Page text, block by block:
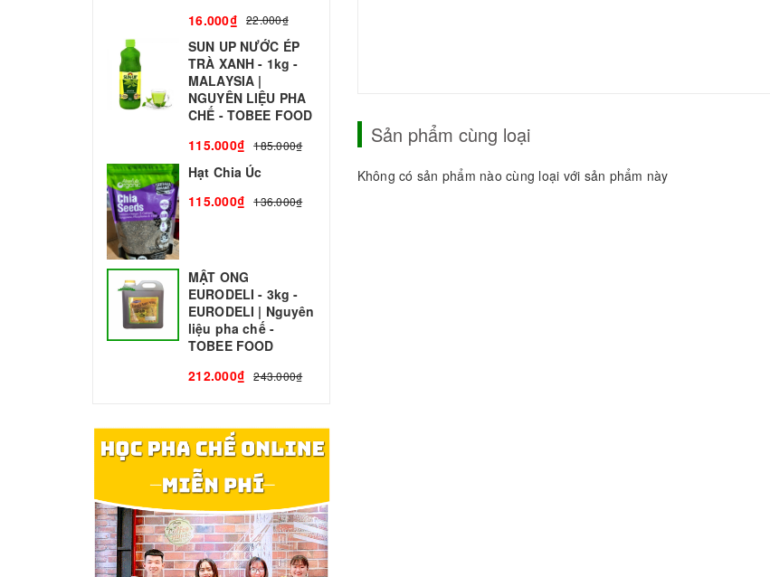
Sản phẩm cùng loại
Không có sản phẩm nào cùng loại với sản phẩm này
16.000₫ 22.000₫
SUN UP NƯỚC ÉP
TRÀ XANH - 1kg -
MALAYSIA |
NGUYÊN LIỆU PHA
CHẾ - TOBEE FOOD
115.000₫
185.000₫
Hạt Chia Úc
115.000₫
136.000₫
MẬT ONG
EURODELI - 3kg -
EURODELI | Nguyên
liệu pha chế -
TOBEE FOOD
212.000₫
243.000₫